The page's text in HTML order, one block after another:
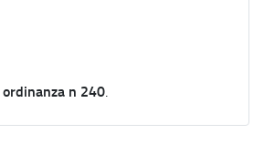
ordinanza n 240.